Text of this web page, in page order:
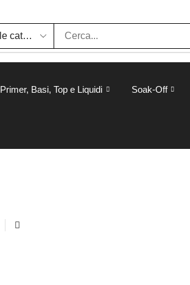
Primer, Basi, Top e Liquidi Soak-Off